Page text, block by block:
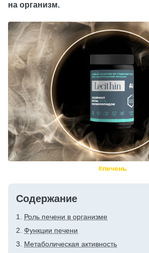
на организм.
#печень
Содержание
Роль печени в организме
Функции печени
Метаболическая активность